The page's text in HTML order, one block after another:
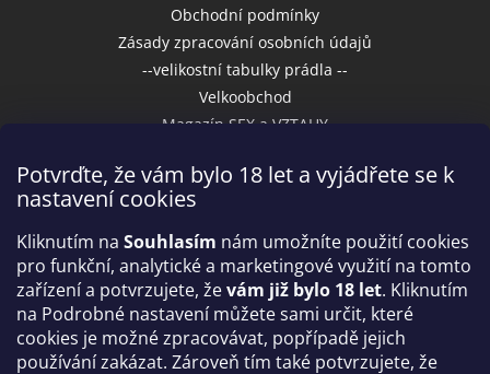
Potvrďte, že vám bylo 18 let a vyjádřete se k
nastavení cookies
Kliknutím na Souhlasím nám umožníte použití cookies
pro funkční, analytické a marketingové využití na tomto
zařízení a potvrzujete, ževám již bylo 18 let. Kliknutím
na Podrobné nastavení můžete sami určit, které
cookies je možné zpracovávat, popřípadě jejich
používání zakázat. Zároveň tím také potvrzujete, že
Obchodní podmínky
Zásady zpracování osobních údajů
--velikostní tabulky prádla --
Velkoobchod
Magazín SEX a VZTAHY
Přijímáme online platby